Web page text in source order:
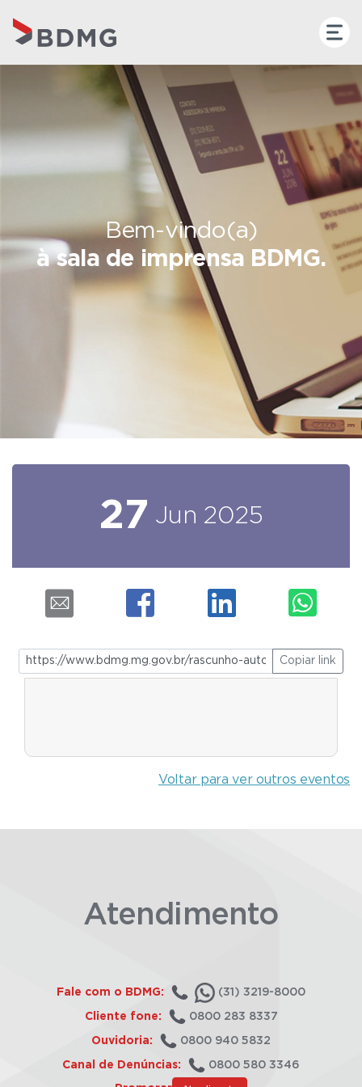
Bem-vindo(a)
à sala de imprensa BDMG.
27 Jun 2025
Copiar link
Voltar para ver outros eventos
Atendimento
Fale com o BDMG: (31) 3219-8000
Cliente fone: 0800 283 8337
Ouvidoria: 0800 940 5832
Canal de Denúncias: 0800 580 3346